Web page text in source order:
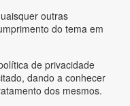
outras
do tema em
de privacidade
dando a conhecer
dos mesmos.